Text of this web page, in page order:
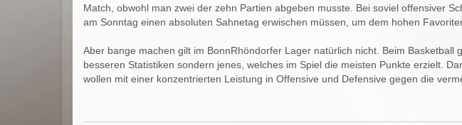
Match, obwohl man zwei der zehn Partien abgeben musste. Bei soviel offensiver
am Sonntag einen absoluten Sahnetag erwischen müssen, um dem hohen
Aber bange machen gilt im BonnRhöndorfer Lager natürlich nicht. Beim Basketball
besseren Statistiken sondern jenes, welches im Spiel die meisten Punkte erzielt.
wollen mit einer konzentrierten Leistung in Offensive und Defensive gegen die